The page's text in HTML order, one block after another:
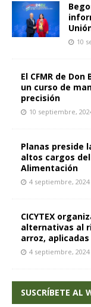
10
El CFMR de
un curso de
precisión
10 septiembre,
Planas preside
altos cargos
Alimentación
4 septiembre, 2024
CICYTEX
alternativas al
arroz,
4 septiembre, 2024
SUSCRÍBETE AL